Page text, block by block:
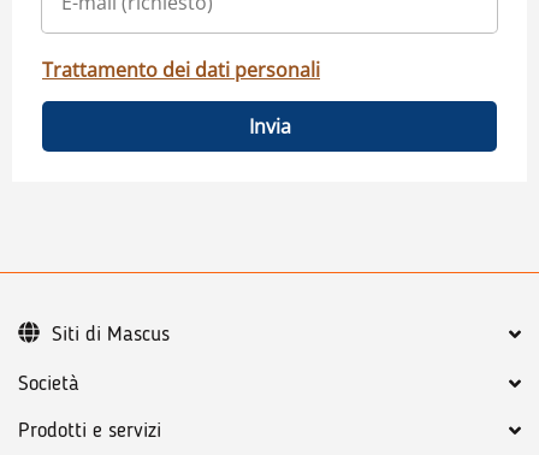
Trattamento dei dati personali
Invia
Società
Prodotti e servizi
Siti di Mascus